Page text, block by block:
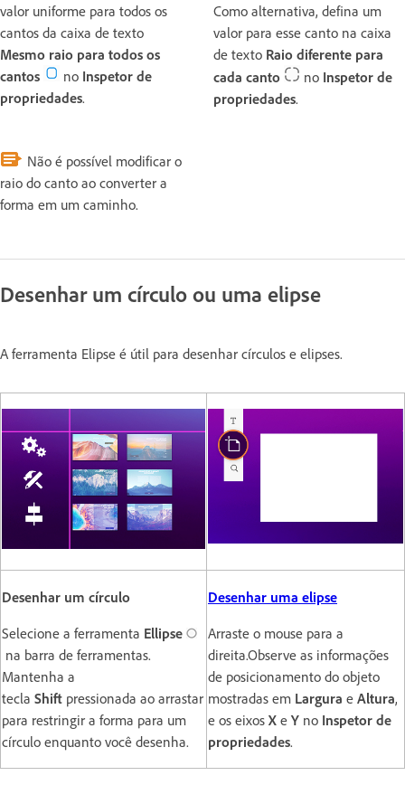
Como alternativa, defina um
valor para esse canto na caixa
de texto Raio diferente para
cada canto
no Inspetor de
propriedades.
valor uniforme para todos os
cantos da caixa de texto
Mesmo raio para todos os
cantos
no Inspetor de
propriedades.
Não é possível modificar o
raio do canto ao converter a
forma em um caminho.
Desenhar um círculo ou uma elipse
A ferramenta Elipse é útil para desenhar círculos e elipses.
Desenhar um círculo
Selecione a ferramenta Ellipse
na barra de ferramentas.
Mantenha a
tecla Shift pressionada ao arrastar
para restringir a forma para um
círculo enquanto você desenha.
Desenhar uma elipse
Arraste o mouse para a
direita.Observe as informações
de posicionamento do objeto
mostradas em Largura e Altura,
e os eixos X e Y no Inspetor de
propriedades.